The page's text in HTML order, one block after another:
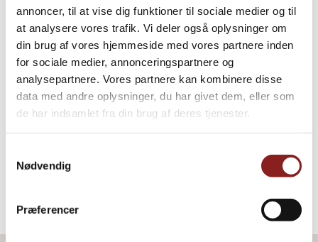
annoncer, til at vise dig funktioner til sociale medier og til
at analysere vores trafik. Vi deler også oplysninger om
din brug af vores hjemmeside med vores partnere inden
for sociale medier, annonceringspartnere og
analysepartnere. Vores partnere kan kombinere disse
data med andre oplysninger, du har givet dem, eller som
de har indsamlet fra din brug af deres tjenester.
Nødvendig
Præferencer
Avocado creme
AIOLI, PESTO OG TAPAS, DRESSING, SAUCER &
SUPPER